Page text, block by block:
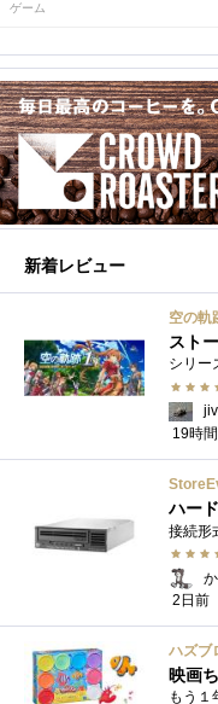
ゲーム
新着レビュー
空の軌
19時
ハー
2日前